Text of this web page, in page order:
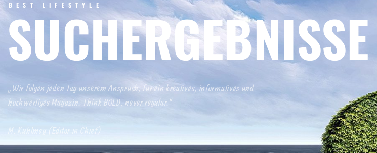
BEST LIFESTYLE
SUCHERGEBNISSE
„Wir folgen jeden Tag unserem Anspruch, für ein kreatives, informatives und
hochwertiges Magazin. Think BOLD, never regular.“
M. Kuhlmey (Editor in Chief)